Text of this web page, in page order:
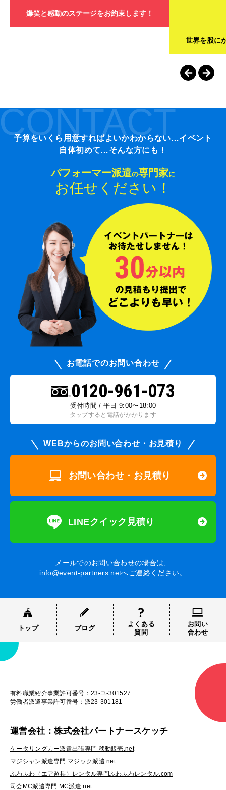
爆笑と感動のステージをお約束します！
世界を股に
予算をいくら用意すればよいかわからない…イベント
自体初めて…そんな方にも！
パフォーマー派遣の専門家に
お任せください！
お電話でのお問い合わせ
0120-961-073
受付時間 / 平日 9:00〜18:00
タップすると電話がかかります
WEBからのお問い合わせ・お見積り
お問い合わせ・お見積り
LINEクイック見積り
メールでのお問い合わせの場合は、
info@event-partners.netへご連絡ください。
トップ ブログ
よくある
質問
お問い
合わせ
有料職業紹介事業許可番号：23-ユ-301527
労働者派遣事業許可番号：派23-301181
運営会社：株式会社パートナースケッチ
ケータリングカー派遣出張専門 移動販売.net
マジシャン派遣専門 マジック派遣.net
ふわふわ（エア遊具）レンタル専門ふわふわレンタル.com
司会MC派遣専門 MC派遣.net